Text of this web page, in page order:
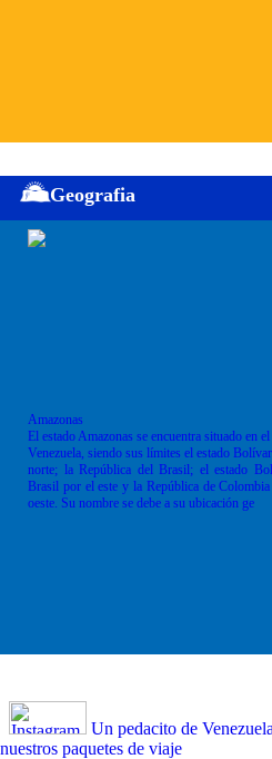
Geografia
Amazonas
El estado Amazonas se encuentra situado en
Venezuela, siendo sus límites el estado
norte; la República del Brasil; el estado
Brasil por el este y la República de
oeste. Su nombre se debe a su ubicación ge
Un pedacito de
nuestros paquetes de viaje